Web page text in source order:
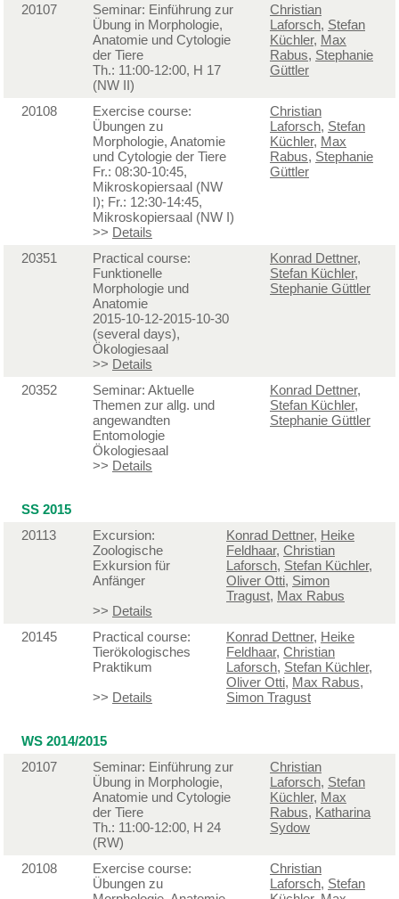
20107
Seminar: Einführung zur
Übung in Morphologie,
Anatomie und Cytologie
der Tiere
Th.: 11:00-12:00, H 17
(NW II)
Christian
Laforsch, Stefan
Küchler, Max
Rabus, Stephanie
Güttler
20108
Exercise course:
Übungen zu
Morphologie, Anatomie
und Cytologie der Tiere
Fr.: 08:30-10:45,
Mikroskopiersaal (NW
I); Fr.: 12:30-14:45,
Mikroskopiersaal (NW I)
>> Details
Christian
Laforsch, Stefan
Küchler, Max
Rabus, Stephanie
Güttler
20351
Practical course:
Funktionelle
Morphologie und
Anatomie
2015-10-12-2015-10-30
(several days),
Ökologiesaal
>> Details
Konrad Dettner,
Stefan Küchler,
Stephanie Güttler
20352
Seminar: Aktuelle
Themen zur allg. und
angewandten
Entomologie
Ökologiesaal
>> Details
Konrad Dettner,
Stefan Küchler,
Stephanie Güttler
SS 2015
20113
Excursion:
Zoologische
Exkursion für
Anfänger
>> Details
Konrad Dettner, Heike
Feldhaar, Christian
Laforsch, Stefan Küchler,
Oliver Otti, Simon
Tragust, Max Rabus
20145
Practical course:
Tierökologisches
Praktikum
>> Details
Konrad Dettner, Heike
Feldhaar, Christian
Laforsch, Stefan Küchler,
Oliver Otti, Max Rabus,
Simon Tragust
WS 2014/2015
20107
Seminar: Einführung zur
Übung in Morphologie,
Anatomie und Cytologie
der Tiere
Th.: 11:00-12:00, H 24
(RW)
Christian
Laforsch, Stefan
Küchler, Max
Rabus, Katharina
Sydow
20108
Exercise course:
Übungen zu
Christian
Laforsch, Stefan